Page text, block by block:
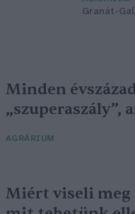
Granát-
Minden
„szuperaszály”,
AGRÁRIUM
Miért viseli meg